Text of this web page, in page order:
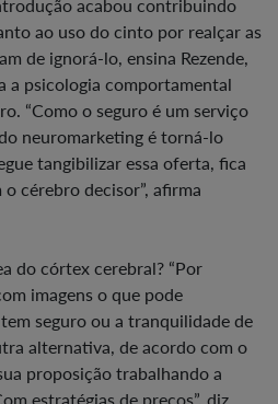
acabou contribuindo
ao uso do cinto por realçar as
de ignorá-lo, ensina Rezende,
a psicologia comportamental
“Como o seguro é um serviço
neuromarketing é torná-lo
tangibilizar essa oferta, fica
cérebro decisor”, afirma
do córtex cerebral? “Por
imagens o que pode
seguro ou a tranquilidade de
alternativa, de acordo com o
proposição trabalhando a
estratégias de preços”, diz